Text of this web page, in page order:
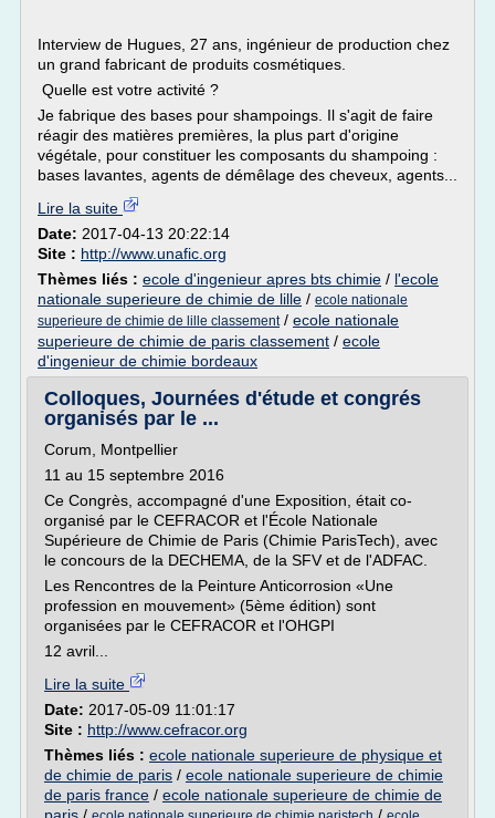
Interview de Hugues, 27 ans, ingénieur de production chez
un grand fabricant de produits cosmétiques.
Quelle est votre activité ?
Je fabrique des bases pour shampoings. Il s'agit de faire
réagir des matières premières, la plus part d'origine
végétale, pour constituer les composants du shampoing :
bases lavantes, agents de démêlage des cheveux, agents...
Lire la suite
Date: 2017-04-13 20:22:14
Site : http://www.unafic.org
Thèmes liés : ecole d'ingenieur apres bts chimie / l'ecole
nationale superieure de chimie de lille / ecole nationale
superieure de chimie de lille classement/ ecole nationale
superieure de chimie de paris classement / ecole
d'ingenieur de chimie bordeaux
Colloques, Journées d'étude et congrés
organisés par le ...
Corum, Montpellier
11 au 15 septembre 2016
Ce Congrès, accompagné d'une Exposition, était co-
organisé par le CEFRACOR et l'École Nationale
Supérieure de Chimie de Paris (Chimie ParisTech), avec
le concours de la DECHEMA, de la SFV et de l'ADFAC.
Les Rencontres de la Peinture Anticorrosion «Une
profession en mouvement» (5ème édition) sont
organisées par le CEFRACOR et l'OHGPI
12 avril...
Lire la suite
Date: 2017-05-09 11:01:17
Site : http://www.cefracor.org
Thèmes liés : ecole nationale superieure de physique et
de chimie de paris / ecole nationale superieure de chimie
de paris france / ecole nationale superieure de chimie de